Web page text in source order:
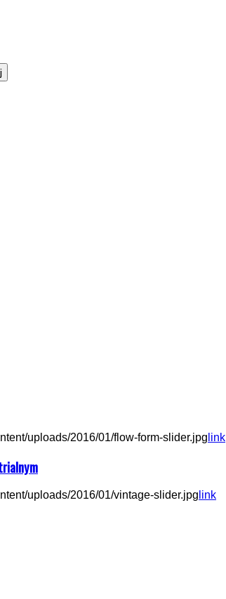
uploads/2016/01/flow-form-slider.jpg link
uploads/2016/01/vintage-slider.jpg link